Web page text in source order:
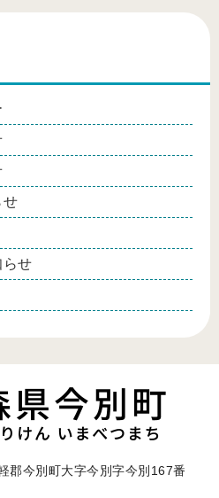
せ
せ
今別町大字今別字今別167番